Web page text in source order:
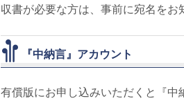
収書が必要な方は、事前に宛名をお
『中納言』アカウント
有償版にお申し込みいただくと『